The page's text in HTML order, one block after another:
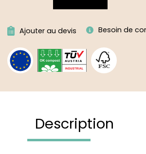
Ajouter au devis Besoin de
Description